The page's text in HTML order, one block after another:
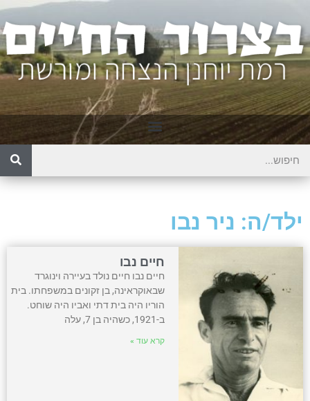
ילד/ה: ניר נבו
חיים נבו
חיים נבו חיים נולד בעיירה וינוגרד
שבאוקראינה, בן זקונים במשפחתו. בית
הוריו היה בית דתי ואביו היה שוחט.
ב-1921, כשהיה בן 7, עלה
קרא עוד »